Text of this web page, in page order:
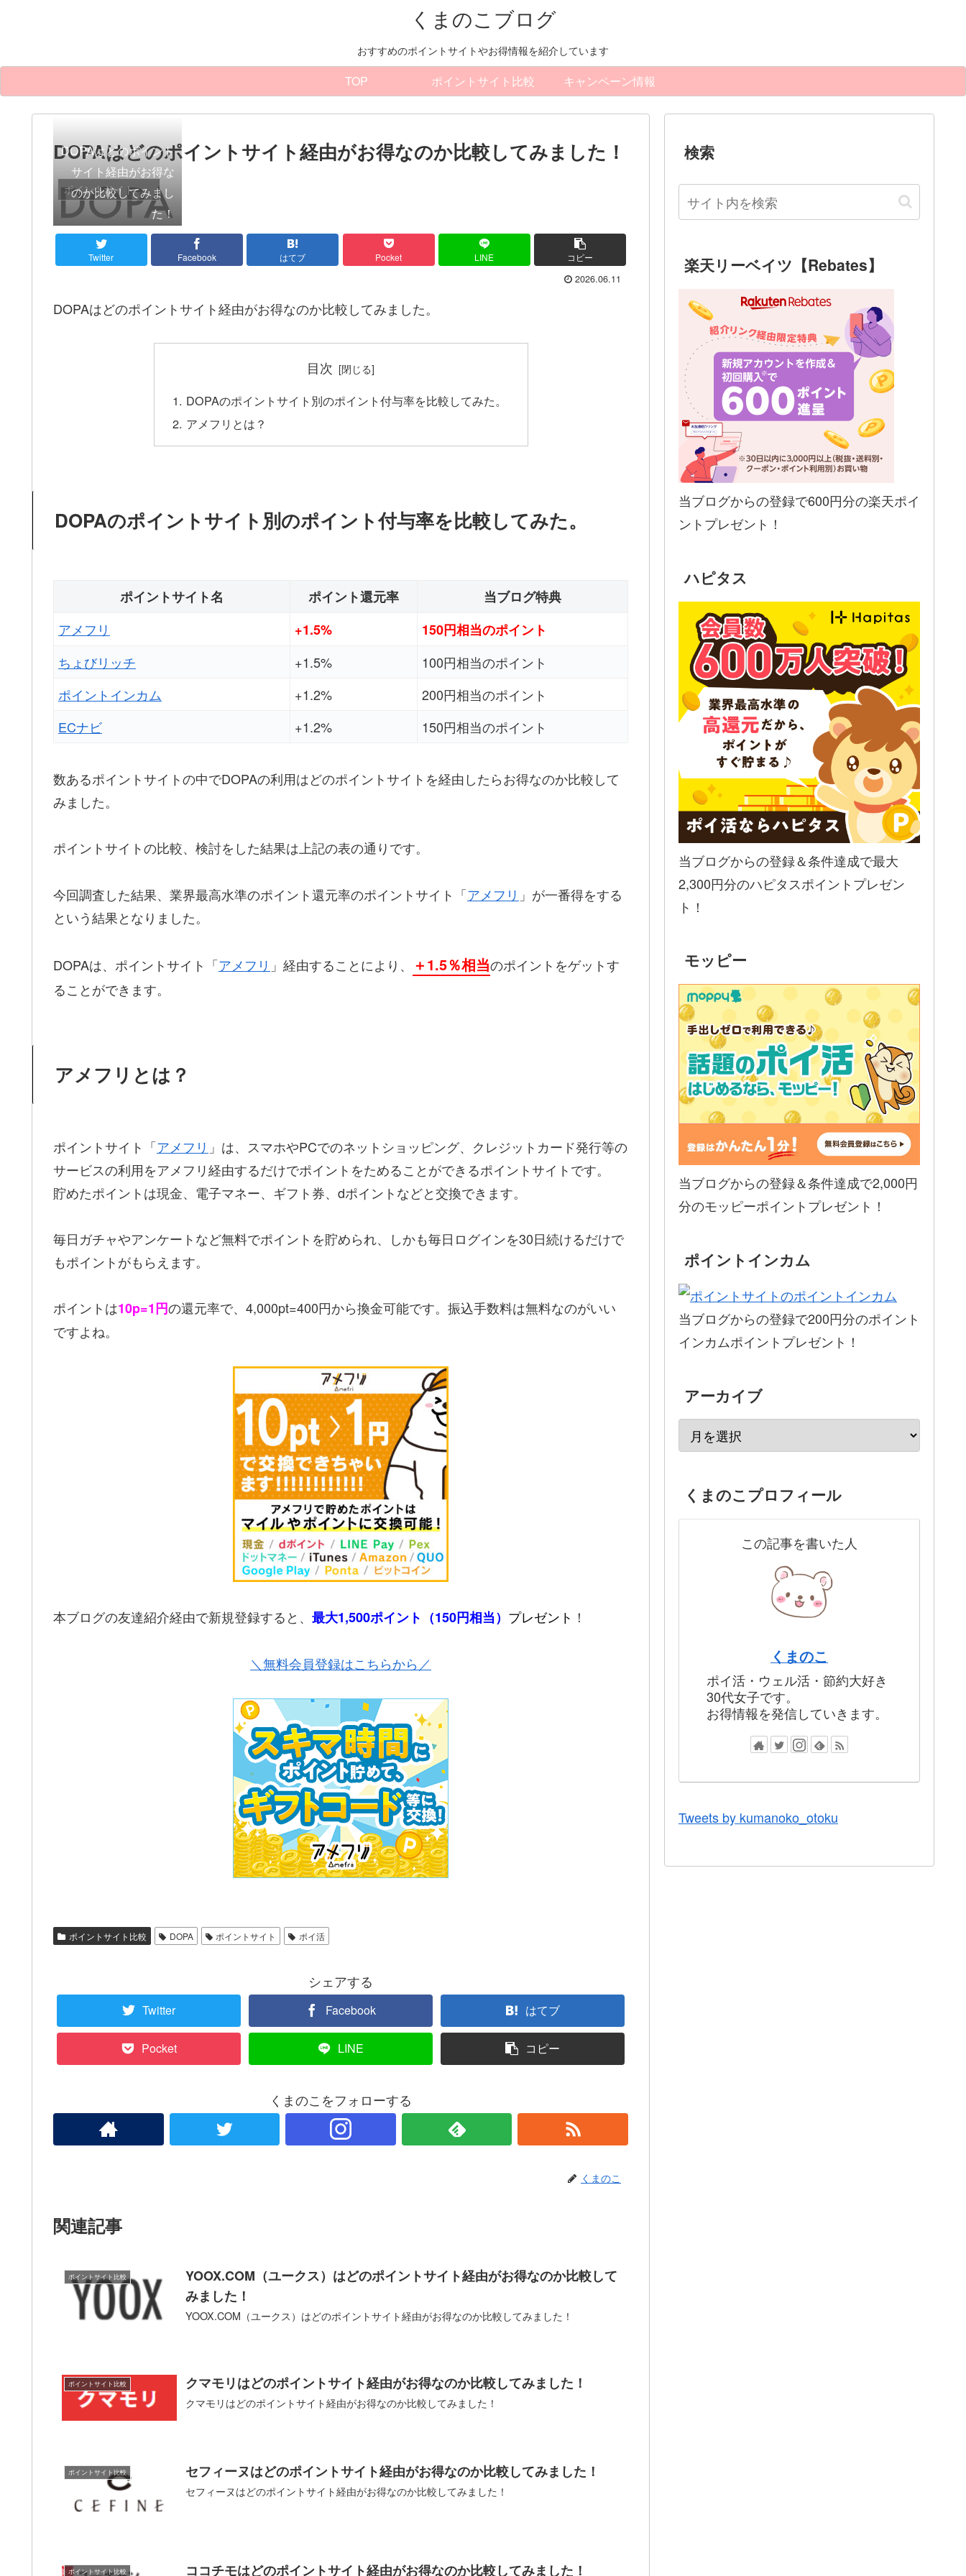
くまのこブログ
おすすめのポイントサイトやお得情報を紹介しています
TOP ポイントサイト比較 キャンペーン情報
DOPAはどのポイントサイト経由がお得なのか比較してみました！
ポイントサイト比較
DOPAはどのポイント
サイト経由がお得な
のか比較してみまし
た！
Twitter Facebook はてブ Pocket LINE コピー
2026.06.11
DOPAはどのポイントサイト経由がお得なのか比較してみました。
目次
DOPAのポイントサイト別のポイント付与率を比較してみた。
アメフリとは？
DOPAのポイントサイト別のポイント付与率を比較してみた。
ポイントサイト名 ポイント還元率
当ブログ特典
アメフリ
+1.5%
150円相当のポイント
ちょびリッチ
+1.5%
100円相当のポイント
ポイントインカム
+1.2%
200円相当のポイント
ECナビ
+1.2% 150円相当のポイント
数あるポイントサイトの中でDOPAの利用はどのポイントサイトを経由したらお得なのか比較して
みました。
ポイントサイトの比較、検討をした結果は上記の表の通りです。
今回調査した結果、業界最高水準のポイント還元率のポイントサイト「アメフリ 」が一番得をする
という結果となりました。
DOPAは、ポイントサイト「アメフリ 」経由することにより、 ＋1.5％相当のポイントをゲットす
ることができます。
アメフリとは？
ポイントサイト「アメフリ 」は、スマホやPCでのネットショッピング、クレジットカード発行等の
サービスの利用をアメフリ経由するだけでポイントをためることができるポイントサイトです。
貯めたポイントは現金、電子マネー、ギフト券、dポイントなどと交換できます。
毎日ガチャやアンケートなど無料でポイントを貯められ、しかも毎日ログインを30日続けるだけで
もポイントがもらえます。
ポイントは10p=1円の還元率で、4,000pt=400円から換金可能です。振込手数料は無料なのがいい
ですよね。
本ブログの友達紹介経由で新規登録すると、 最大1,500ポイント（150円相当） プレゼント ！
＼無料会員登録はこちらから／
ポイントサイト比較 DOPA ポイントサイト ポイ活
シェアする
Twitter Facebook はてブ
Pocket LINE コピー
くまのこをフォローする
くまのこ
関連記事
ポイントサイト比較
YOOX.COM（ユークス）はどのポイントサイト経由がお得なのか比較して
みました！
YOOX.COM（ユークス）はどのポイントサイト経由がお得なのか比較してみました！
ポイントサイト比較 クマモリはどのポイントサイト経由がお得なのか比較してみました！
クマモリはどのポイントサイト経由がお得なのか比較してみました！
ポイントサイト比較 セフィーヌはどのポイントサイト経由がお得なのか比較してみました！
セフィーヌはどのポイントサイト経由がお得なのか比較してみました！
ポイントサイト比較 ココチモはどのポイントサイト経由がお得なのか比較してみました！
検索
楽天リーベイツ【Rebates】
当ブログからの登録で600円分の楽天ポイ
ントプレゼント！
ハピタス
当ブログからの登録＆条件達成で最大
2,300円分のハピタスポイントプレゼン
ト！
モッピー
当ブログからの登録＆条件達成で2,000円
分のモッピーポイントプレゼント！
ポイントインカム
当ブログからの登録で200円分のポイント
インカムポイントプレゼント！
アーカイブ
くまのこプロフィール
この記事を書いた人
くまのこ
ポイ活・ウェル活・節約大好き
30代女子です。
お得情報を発信していきます。
Tweets by kumanoko_otoku